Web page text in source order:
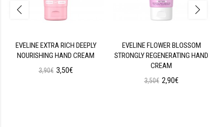
EVELINE EXTRA RICH DEEPLY
NOURISHING HAND CREAM
3,90€ 3,50€
EVELINE FLOWER BLOSSOM
STRONGLY REGENERATING HAND
CREAM
3,50€ 2,90€